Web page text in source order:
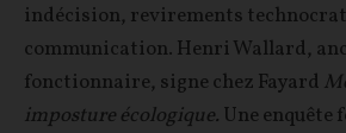
indécision, revirements
communication. Henri Wallard,
fonctionnaire, signe chez Fayard
imposture écologique. Une enquête